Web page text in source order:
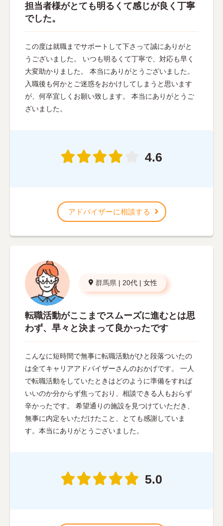
担当者様がとても明るくて感じが良く丁寧
でした。
この度は就職までサポートして下さって誠にありがと
うございました。 いつも明るくて丁寧で、対応も早く
大変助かりました。 本当にありがとうございました。
入職後も何かとご迷惑をおかけしてしまうと思います
が、何卒宜しくお願い致します。 本当にありがとうご
ざいました。
4.6
アドバイザーに相談する
群馬県 | 20代 | 女性
転職活動がここまでスムーズに進むとは思
わず、早々と決まって良かったです
こんなに短時間で無事に転職活動がひと段落ついたの
は全てキャリアアドバイザーさんのおかげです。 一人
で転職活動をしていたときはどのように準備をすれば
いいのか分からず焦っており、相談できる人もおらず
辛かったです。 希望通りの施設を見つけていただき、
無事に内定をいただけたこと、とても感謝していま
す。本当にありがとうございました。
5.0